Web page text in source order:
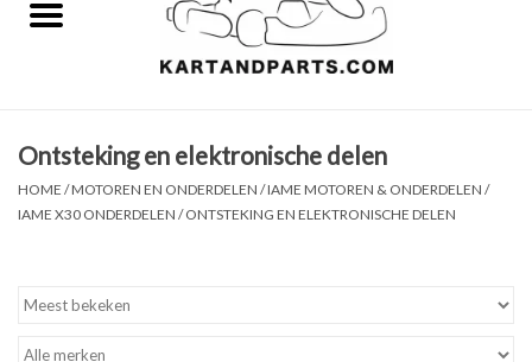
Sale
Kart Onderdelen
Laptimer
Kartbokjes en standaarden
Ontsteking en elektronische delen
HOME /MOTOREN EN ONDERDELEN /IAME MOTOREN & ONDERDELEN /
IAME X30 ONDERDELEN /ONTSTEKING EN ELEKTRONISCHE DELEN